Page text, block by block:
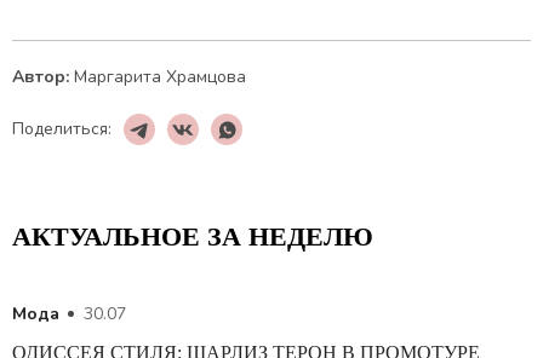
Автор: Маргарита Храмцова
Поделиться:
АКТУАЛЬНОЕ ЗА НЕДЕЛЮ
Мода 30.07
ОДИССЕЯ СТИЛЯ: ШАРЛИЗ ТЕРОН В ПРОМОТУРЕ